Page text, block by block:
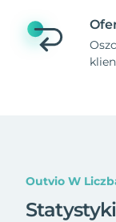
Outvio W